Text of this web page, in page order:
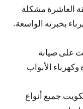
العاشرة مشكلة
بخبرته الواسعة.
على صيانة
الأبواب
جميع أنواع